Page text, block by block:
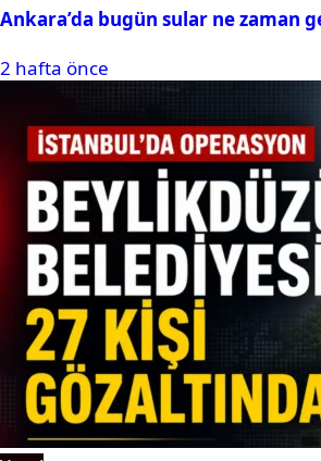
Ankara’da bugün sular ne zaman
2 hafta önce